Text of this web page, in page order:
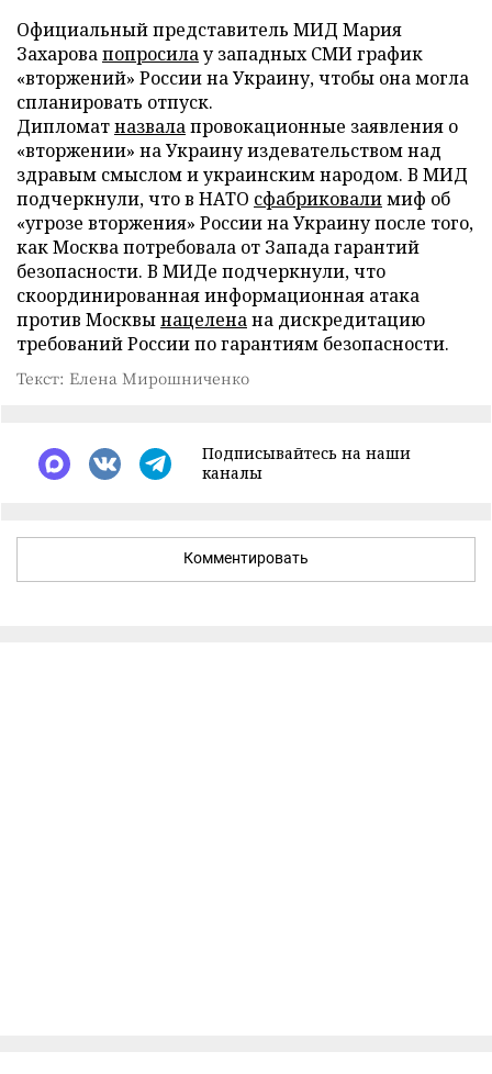
Официальный представитель МИД Мария
Захаровапопросилау западных СМИ график
«вторжений» России на Украину, чтобы она могла
спланировать отпуск.
Дипломатназвалапровокационные заявления о
«вторжении» на Украину издевательством над
здравым смыслом и украинским народом. В МИД
подчеркнули, что в НАТО сфабриковалимиф об
«угрозе вторжения» России на Украину после того,
как Москва потребовала от Запада гарантий
безопасности. В МИДе подчеркнули, что
скоординированная информационная атака
против Москвынацеленана дискредитацию
требований России по гарантиям безопасности.
Текст: Елена Мирошниченко
Подписывайтесь на наши
каналы
Комментировать